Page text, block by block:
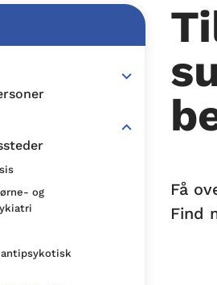
og
antipsykotisk
Få
Find